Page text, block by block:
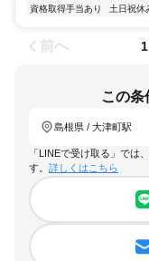
資格取得手当あり
土日祝休
前へ 1
この条
島根県 / 大津町駅
「LINEで受け取る」では
す。 詳しくはこちら